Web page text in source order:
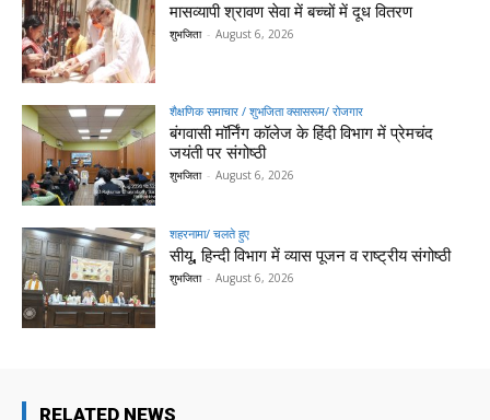
मासव्यापी श्रावण सेवा में बच्चों में दूध वितरण
शुभजिता - August 6, 2026
शैक्षणिक समाचार / शुभजिता क्सासरूम/ रोजगार
बंगवासी मॉर्निंग कॉलेज के हिंदी विभाग में प्रेमचंद
जयंती पर संगोष्ठी
शुभजिता - August 6, 2026
शहरनामा/ चलते हुए
सीयू, हिन्दी विभाग में व्यास पूजन व राष्ट्रीय संगोष्ठी
शुभजिता - August 6, 2026
RELATED NEWS